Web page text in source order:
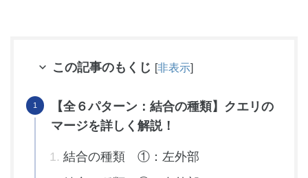
この記事のもくじ [非表示]
【全６パターン：結合の種類】クエリの
マージを詳しく解説！
結合の種類 ①：左外部